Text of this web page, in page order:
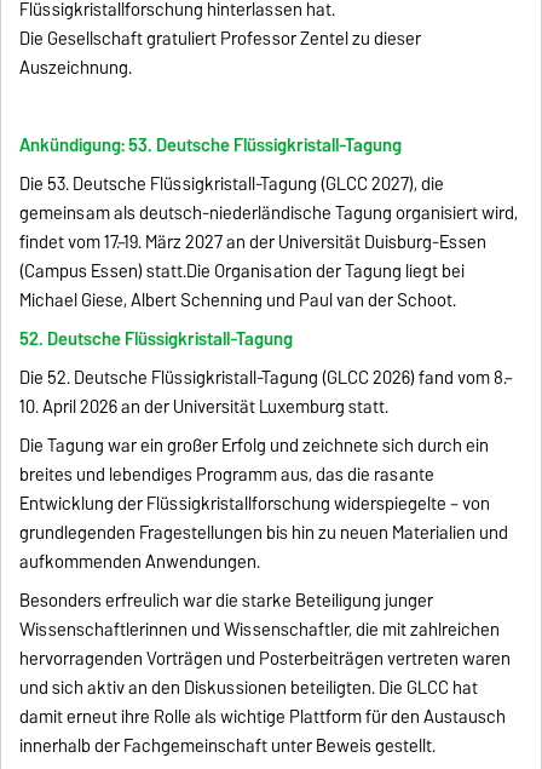
Flüssigkristallforschung hinterlassen hat.
Die Gesellschaft gratuliert Professor Zentel zu dieser
Auszeichnung.
Ankündigung: 53. Deutsche Flüssigkristall-Tagung
Die 53. Deutsche Flüssigkristall-Tagung (GLCC 2027), die
gemeinsam als deutsch-niederländische Tagung organisiert wird,
findet vom 17.–19. März 2027 an der Universität Duisburg-Essen
(Campus Essen) statt.Die Organisation der Tagung liegt bei
Michael Giese, Albert Schenning und Paul van der Schoot.
52. Deutsche Flüssigkristall-Tagung
Die 52. Deutsche Flüssigkristall-Tagung (GLCC 2026) fand vom 8.–
10. April 2026 an der Universität Luxemburg statt.
Die Tagung war ein großer Erfolg und zeichnete sich durch ein
breites und lebendiges Programm aus, das die rasante
Entwicklung der Flüssigkristallforschung widerspiegelte – von
grundlegenden Fragestellungen bis hin zu neuen Materialien und
aufkommenden Anwendungen.
Besonders erfreulich war die starke Beteiligung junger
Wissenschaftlerinnen und Wissenschaftler, die mit zahlreichen
hervorragenden Vorträgen und Posterbeiträgen vertreten waren
und sich aktiv an den Diskussionen beteiligten. Die GLCC hat
damit erneut ihre Rolle als wichtige Plattform für den Austausch
innerhalb der Fachgemeinschaft unter Beweis gestellt.